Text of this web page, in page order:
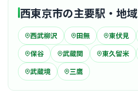
西東京市の主要駅・地域
西武柳沢 田無 東伏見
保谷
武蔵関 東久留米
武蔵境
三鷹